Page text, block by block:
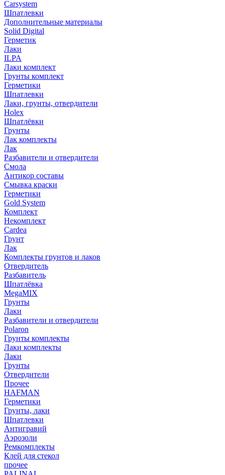
Carsystem
Шпатлевки
Дополнительные материалы
Solid Digital
Герметик
Лаки
ILPA
Лаки комплект
Грунты комплект
Герметики
Шпатлевки
Лаки, грунты, отвердители
Holex
Шпатлёвки
Грунты
Лак комплекты
Лак
Разбавители и отвердители
Смола
Антикор составы
Смывка краски
Герметики
Gold System
Комплект
Некомплект
Cardea
Грунт
Лак
Комплекты грунтов и лаков
Отвердитель
Разбавитель
Шпатлёвка
MegaMIX
Грунты
Лаки
Разбавители и отвердители
Polaron
Грунты комплекты
Лаки комплекты
Лаки
Грунты
Отвердители
Прочее
HAFMAN
Герметики
Грунты, лаки
Шпатлевки
Антигравий
Аэрозоли
Ремкомплекты
Клей для стекол
прочее